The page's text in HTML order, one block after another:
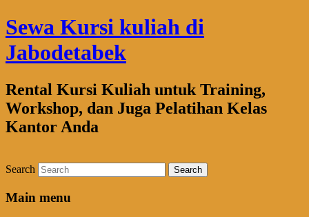
Sewa Kursi kuliah di
Jabodetabek
Rental Kursi Kuliah untuk Training,
Workshop, dan Juga Pelatihan Kelas
Kantor Anda
Search
Main menu